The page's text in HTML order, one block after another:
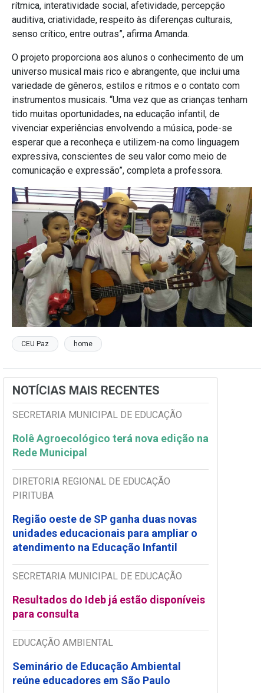
rítmica, interatividade social, afetividade, percepção
auditiva, criatividade, respeito às diferenças culturais,
senso crítico, entre outras”, afirma Amanda.
O projeto proporciona aos alunos o conhecimento de um
universo musical mais rico e abrangente, que inclui uma
variedade de gêneros, estilos e ritmos e o contato com
instrumentos musicais. “Uma vez que as crianças tenham
tido muitas oportunidades, na educação infantil, de
vivenciar experiências envolvendo a música, pode-se
esperar que a reconheça e utilizem-na como linguagem
expressiva, conscientes de seu valor como meio de
comunicação e expressão”, completa a professora.
CEU Paz home
NOTÍCIAS MAIS RECENTES
SECRETARIA MUNICIPAL DE EDUCAÇÃO
Rolê Agroecológico terá nova edição na
Rede Municipal
DIRETORIA REGIONAL DE EDUCAÇÃO
PIRITUBA
Região oeste de SP ganha duas novas
unidades educacionais para ampliar o
atendimento na Educação Infantil
SECRETARIA MUNICIPAL DE EDUCAÇÃO
Resultados do Ideb já estão disponíveis
para consulta
EDUCAÇÃO AMBIENTAL
Seminário de Educação Ambiental
reúne educadores em São Paulo